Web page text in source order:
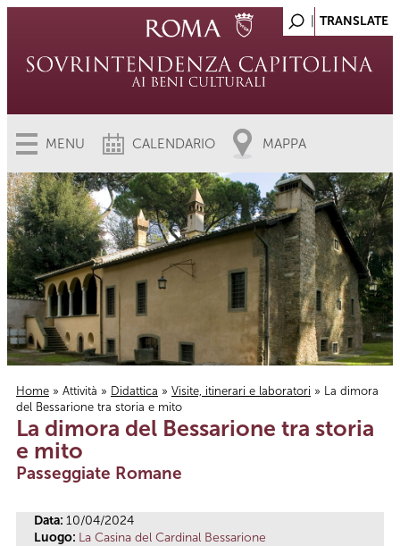
MENU CALENDARIO MAPPA
Tu sei qui
Home » Attività » Didattica » Visite, itinerari e laboratori » La dimora
del Bessarione tra storia e mito
La dimora del Bessarione tra storia
e mito
Passeggiate Romane
Data: 10/04/2024
Luogo: La Casina del Cardinal Bessarione